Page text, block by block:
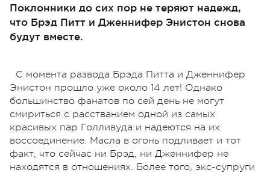
Поклонники до сих пор не теряют надежд,
что Брэд Питт и Дженнифер Энистон снова
будут вместе.
С момента развода Брэда Питта и Дженнифер
Энистон прошло уже около 14 лет! Однако
большинство фанатов по сей день не могут
смириться с расстванием одной из самых
красивых пар Голливуда и надеются на их
воссоединение. Масла в огонь подливает и тот
факт, что сейчас ни Брэд, ни Дженнифер не
находятся в отношениях. Более того, экс-супруги